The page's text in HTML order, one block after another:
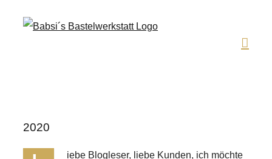
2020
iebe Blogleser, liebe Kunden, ich möchte